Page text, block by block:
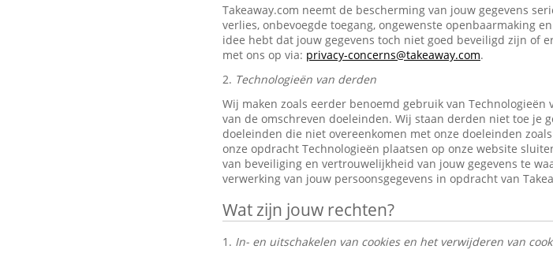
Takeaway.com neemt de bescherming van jouw gegevens
verlies, onbevoegde toegang, ongewenste openbaarmaking
idee hebt dat jouw gegevens toch niet goed beveiligd zijn of
met ons op via: privacy-concerns@takeaway.com.
2. Technologieën van derden
Wij maken zoals eerder benoemd gebruik van
van de omschreven doeleinden. Wij staan derden niet toe je
doeleinden die niet overeenkomen met onze doeleinden
onze opdracht Technologieën plaatsen op onze website
van beveiliging en vertrouwelijkheid van jouw gegevens te
verwerking van jouw persoonsgegevens in opdracht van
Wat zijn jouw rechten?
1. In- en uitschakelen van cookies en het verwijderen van